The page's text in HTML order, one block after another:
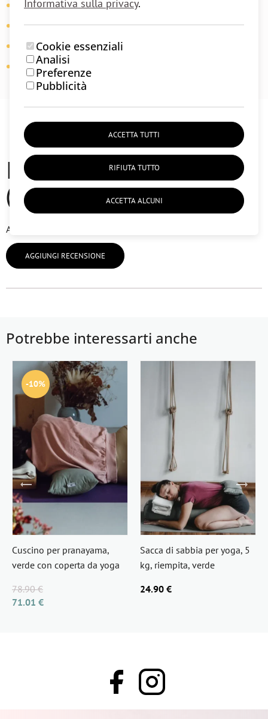
Informativa sulla privacy.
Cookie essenziali
Analisi
Preferenze
Pubblicità
ACCETTA TUTTI
RIFIUTA TUTTO
ACCETTA ALCUNI
Vita:fascia elastica morbida
Dettagli:tasche laterali
Proprietà:traspirante, flessibile, mantiene la forma
Uso:yoga, pilates, pratica quotidiana
Recensioni degli utenti
(0)
Al momento non ci sono recensioni degli utenti.
AGGIUNGI RECENSIONE
Potrebbe interessarti anche
-10%
Cuscino per pranayama,
verde con coperta da yoga
78.90 €
71.01 €
Sacca di sabbia per yoga, 5
kg, riempita, verde
24.90 €